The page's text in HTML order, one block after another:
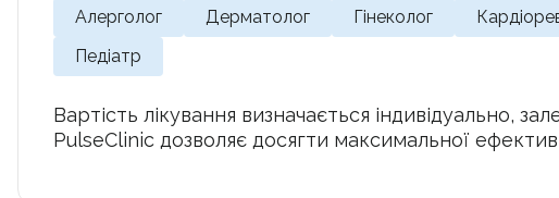
Алерголог Дерматолог Гінеколог
Педіатр
Вартість лікування визначається індивідуально,
PulseClinic дозволяє досягти максимальної